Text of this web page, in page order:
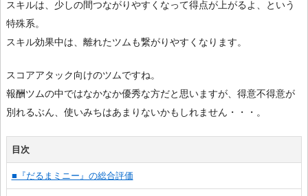
スキルは、少しの間つながりやすくなって得点が上がるよ、という
特殊系。
スキル効果中は、離れたツムも繋がりやすくなります。
スコアアタック向けのツムですね。
報酬ツムの中ではなかなか優秀な方だと思いますが、得意不得意が
別れるぶん、使いみちはあまりないかもしれません・・・。
目次
■『だるまミニー』の総合評価